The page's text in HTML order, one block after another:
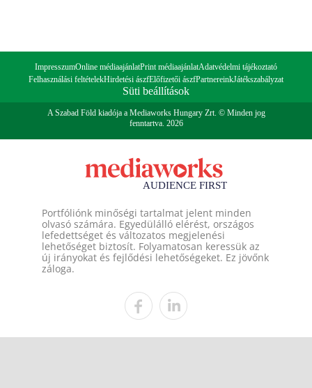
ImpresszumOnline médiaajánlatPrint médiaajánlatAdatvédelmi tájékoztató
Felhasználási feltételekHirdetési ászfElőfizetői ászfPartnereinkJátékszabályzat
Süti beállítások
A Szabad Föld kiadója a Mediaworks Hungary Zrt. © Minden jog
fenntartva. 2026
Portfóliónk minőségi tartalmat jelent minden
olvasó számára. Egyedülálló elérést, országos
lefedettséget és változatos megjelenési
lehetőséget biztosít. Folyamatosan keressük az
új irányokat és fejlődési lehetőségeket. Ez jövőnk
záloga.